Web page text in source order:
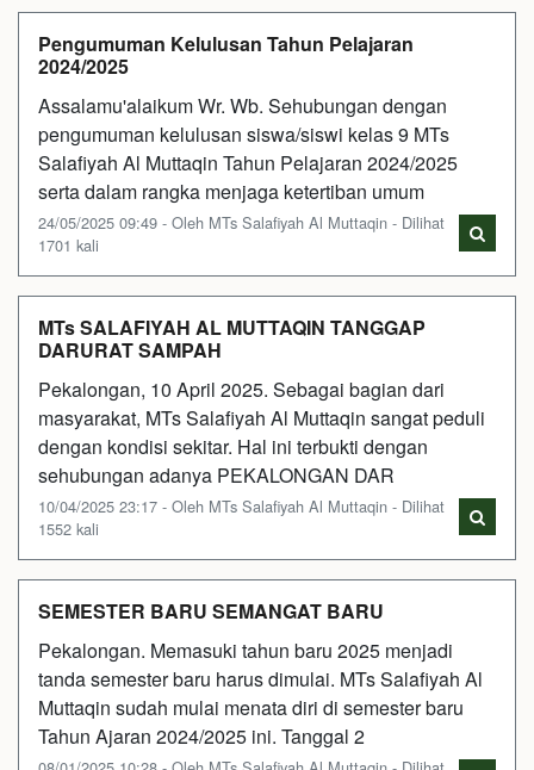
Pengumuman Kelulusan Tahun Pelajaran
2024/2025
Assalamu'alaikum Wr. Wb. Sehubungan dengan
pengumuman kelulusan siswa/siswi kelas 9 MTs
Salafiyah Al Muttaqin Tahun Pelajaran 2024/2025
serta dalam rangka menjaga ketertiban umum
24/05/2025 09:49 - Oleh MTs Salafiyah Al Muttaqin - Dilihat
1701 kali
MTs SALAFIYAH AL MUTTAQIN TANGGAP
DARURAT SAMPAH
Pekalongan, 10 April 2025. Sebagai bagian dari
masyarakat, MTs Salafiyah Al Muttaqin sangat peduli
dengan kondisi sekitar. Hal ini terbukti dengan
sehubungan adanya PEKALONGAN DAR
10/04/2025 23:17 - Oleh MTs Salafiyah Al Muttaqin - Dilihat
1552 kali
SEMESTER BARU SEMANGAT BARU
Pekalongan. Memasuki tahun baru 2025 menjadi
tanda semester baru harus dimulai. MTs Salafiyah Al
Muttaqin sudah mulai menata diri di semester baru
Tahun Ajaran 2024/2025 ini. Tanggal 2